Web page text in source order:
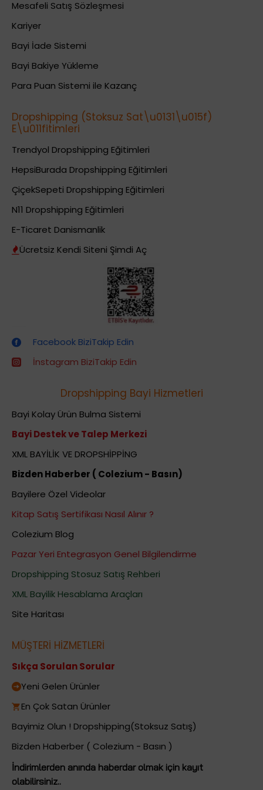
Mesafeli Satış Sözleşmesi
Kariyer
Bayi İade Sistemi
Bayi Bakiye Yükleme
Para Puan Sistemi ile Kazanç
Dropshipping (Stoksuz Sat\u0131\u015f)
E\u011fitimleri
Trendyol Dropshipping Eğitimleri
HepsiBurada Dropshipping Eğitimleri
ÇiçekSepeti Dropshipping Eğitimleri
N11 Dropshipping Eğitimleri
E-Ticaret Danismanlik
Ücretsiz Kendi Siteni Şimdi Aç
Facebook BiziTakip Edin
İnstagram BiziTakip Edin
Dropshipping Bayi Hizmetleri
Bayi Kolay Ürün Bulma Sistemi
Bayi Destek ve Talep Merkezi
XML BAYİLİK VE DROPSHİPPİNG
Bizden Haberber ( Colezium - Basın)
Bayilere Özel Videolar
Kitap Satış Sertifikası Nasıl Alınır ?
Colezium Blog
Pazar Yeri Entegrasyon Genel Bilgilendirme
Dropshipping Stosuz Satış Rehberi
XML Bayilik Hesablama Araçları
Site Haritası
MÜŞTERİ HİZMETLERİ
Sıkça Sorulan Sorular
Yeni Gelen Ürünler
En Çok Satan Ürünler
Bayimiz Olun ! Dropshipping(Stoksuz Satış)
Bizden Haberber ( Colezium - Basın )
İndirimlerden anında haberdar olmak için kayıt
olabilirsiniz..